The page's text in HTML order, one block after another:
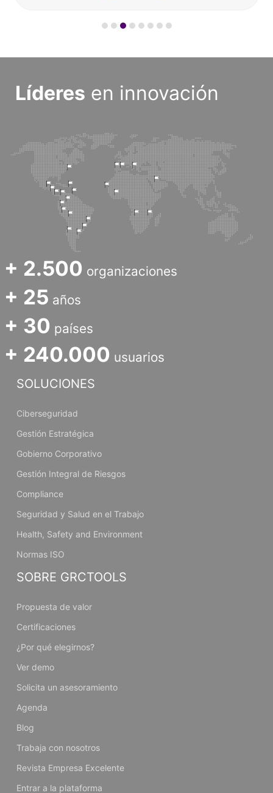
Líderes en innovación
+ 2.500 organizaciones
+ 25 años
+ 30 países
+ 240.000 usuarios
SOLUCIONES
Ciberseguridad
Gestión Estratégica
Gobierno Corporativo
Gestión Integral de Riesgos
Compliance
Seguridad y Salud en el Trabajo
Health, Safety and Environment
Normas ISO
SOBRE GRCTOOLS
Propuesta de valor
Certificaciones
¿Por qué elegirnos?
Ver demo
Solicita un asesoramiento
Agenda
Blog
Trabaja con nosotros
Revista Empresa Excelente
Entrar a la plataforma